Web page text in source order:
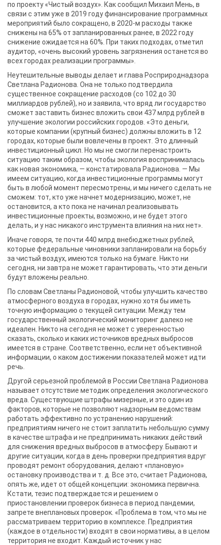
по проекту «Чистый воздух». Как сообщил Михаил Мень, в
связи с этим уже в 2019 году финансирование программных
мероприятий было сокращено, в 2020-м расходы также
снижены на 65% от запланированных ранее, в 2022 году
снижение ожидается на 60%. При таких подходах, отметил
аудитор, «очень высокий уровень загрязнения останется во
всех городах реализации программы».
Неутешительные выводы делает и глава Росприроднадзора
Светлана Радионова. Она не только подтвердила
существенное сокращение расходов (со 102 до 30
миллиардов рублей), но и заявила, что вряд ли государство
сможет заставить бизнес вложить свои 437 млрд рублей в
улучшение экологии российских городов. «Это деньги,
которые компании (крупный бизнес) должны вложить в 12
городах, которые были вовлечены в проект. Это длинный
инвестиционный цикл. Но мы не смогли перенастроить
ситуацию таким образом, чтобы экология воспринималась
как новая экономика, — констатировала Радионова. — Мы
имеем ситуацию, когда инвестиционные программы могут
быть в любой момент пересмотрены, и мы ничего сделать не
сможем: тот, кто уже начнет модернизацию, может, не
остановится, а кто пока не начинал реализовывать
инвестиционные проекты, возможно, и не будет этого
делать, и у нас никакого инструмента влияния на них нет».
Иначе говоря, те почти 440 млрд внебюджетных рублей,
которые федеральные чиновники запланировали на борьбу
за чистый воздух, имеются только на бумаге. Никто ни
сегодня, ни завтра не может гарантировать, что эти деньги
будут вложены реально.
По словам Светланы Радионовой, чтобы улучшить качество
атмосферного воздуха в городах, нужно хотя бы иметь
точную информацию о текущей ситуации. Между тем
государственный экологический мониторинг далеко не
идеален. Никто на сегодня не может с уверенностью
сказать, сколько и каких источников вредных выбросов
имеется в стране. Соответственно, если нет объективной
информации, о каком достижении показателей может идти
речь.
Другой серьезной проблемой в России Светлана Радионова
называет отсутствие методик определения экологического
вреда. Существующие штрафы мизерные, и это один из
факторов, которые не позволяют надзорным ведомствам
работать эффективно по устранению нарушений:
предприятиям ничего не стоит заплатить небольшую сумму
в качестве штрафа и не предпринимать никаких действий
для снижения вредных выбросов в атмосферу. Бывают и
другие ситуации, когда в день проверки предприятия вдруг
проводят ремонт оборудования, делают «плановую»
остановку производства и т. д. Все это, считает Радионова,
опять же, идет от общей концепции: экономика первична.
Кстати, тезис подтверждается и решением о
приостановлении проверок бизнеса в период пандемии,
запрете внеплановых проверок. «Проблема в том, что мы не
рассматриваем территорию в комплексе. Предприятия
(каждое в отдельности) входят в свои нормативы, а в целом
территория не входит. Каждый источник у нас